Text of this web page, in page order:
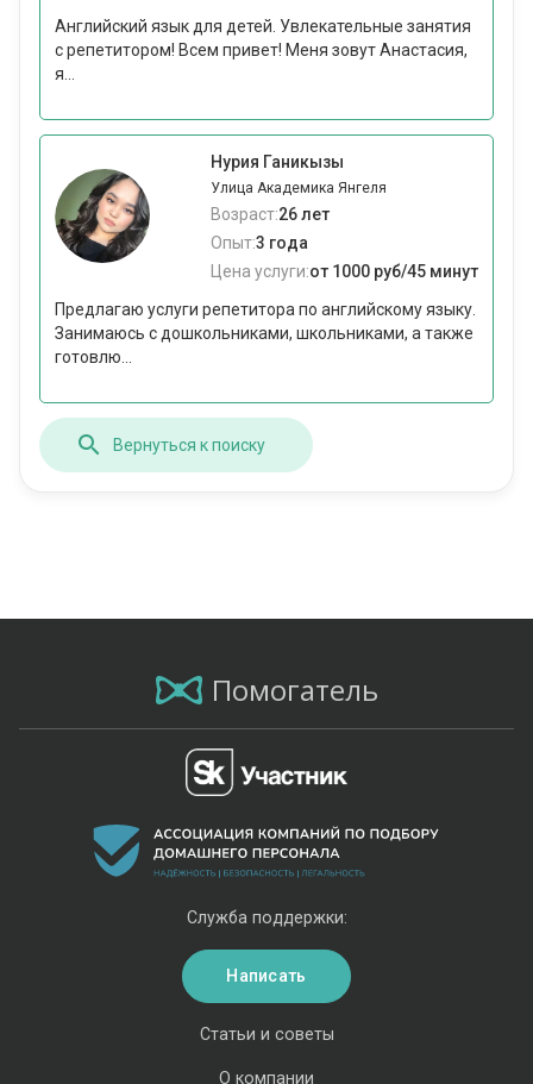
Английский язык для детей. Увлекательные занятия
с репетитором! Всем привет! Меня зовут Анастасия,
я...
Нурия Ганикызы
Улица Академика Янгеля
Возраст:26 лет
Опыт:3 года
Цена услуги:от 1000 руб/45 минут
Предлагаю услуги репетитора по английскому языку.
Занимаюсь с дошкольниками, школьниками, а также
готовлю...
Вернуться к поиску
Помогатель
Статьи и советы
О компании
Служба поддержки:
Написать